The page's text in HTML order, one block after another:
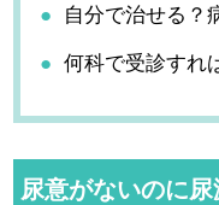
自分で治せる？
何科で受診すれ
尿意がないのに